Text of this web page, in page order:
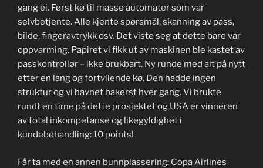
gang ei. Først kø til masse automater som var
selvbetjente. Alle kjente spørsmål, skanning av pass,
bilde, fingeravtrykk osv. Det viste seg at dette bare var
oppvarming. Papiret vi fikk ut av maskinen ble kastet av
passkontrollør – ikke brukbart. Ny runde med alt på nytt
etter en lang og fortvilende kø. Den hadde ingen
struktur og vi havnet bakerst hver gang. Vi brukte
rundt en time på dette prosjektet og USA er vinneren
av total inkompetanse og likegyldighet i
kundebehandling: 10 points!
Får ta med en annen bunnplassering: Copa Airlines